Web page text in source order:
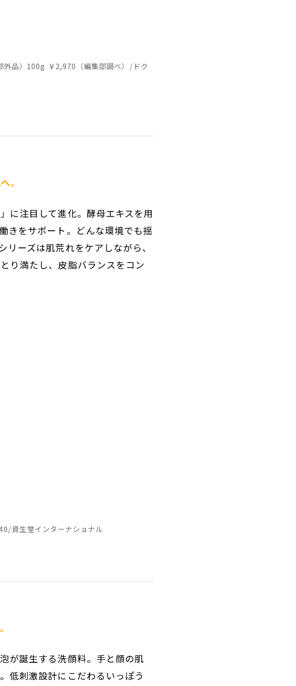
外品〉100g ￥2,970（編集部調べ）/ドク
。
に注目して進化。酵母エキスを用
きをサポート。どんな環境でも揺
ーズは肌荒れをケアしながら、
り満たし、皮脂バランスをコン
資生堂インターナショナル
が誕生する洗顔料。手と顔の肌
低刺激設計にこだわるいっぽう